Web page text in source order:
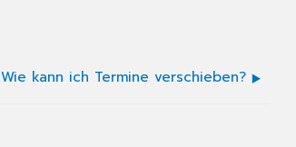
Wie kann ich Termine verschieben?